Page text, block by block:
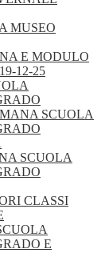
MUSEO
E MODULO
12-25
SCUOLA
SCUOLA
CLASSI
E